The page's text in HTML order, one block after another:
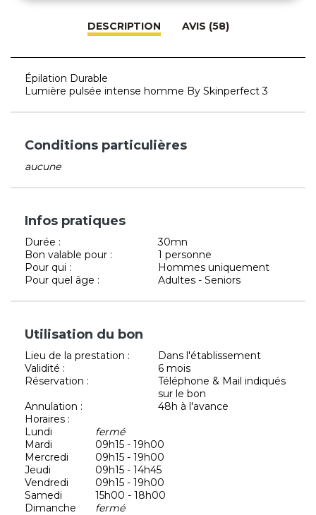
DESCRIPTION AVIS (58)
Épilation Durable
Lumière pulsée intense homme By Skinperfect 3
Conditions particulières
aucune
Infos pratiques
Durée :
30mn
Bon valable pour :
1 personne
Pour qui :
Hommes uniquement
Pour quel âge :
Adultes - Seniors
Utilisation du bon
Lieu de la prestation :
Dans l'établissement
Validité :
6 mois
Réservation :
Téléphone & Mail indiqués
sur le bon
Annulation :
48h à l'avance
Horaires :
Lundi
fermé
Mardi
09h15 - 19h00
Mercredi
09h15 - 19h00
Jeudi
09h15 - 14h45
Vendredi
09h15 - 19h00
Samedi
15h00 - 18h00
Dimanche
fermé